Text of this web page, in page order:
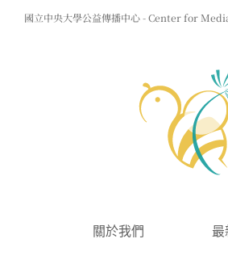
國立中央大學公益傳播中心 - Center for
關於我們 最